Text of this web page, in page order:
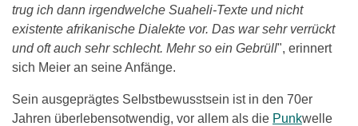
trug ich dann irgendwelche Suaheli-Texte und nicht
existente afrikanische Dialekte vor. Das war sehr verrückt
und oft auch sehr schlecht. Mehr so ein Gebrüll", erinnert
sich Meier an seine Anfänge.
Sein ausgeprägtes Selbstbewusstsein ist in den 70er
Jahren überlebensotwendig, vor allem als die Punkwelle